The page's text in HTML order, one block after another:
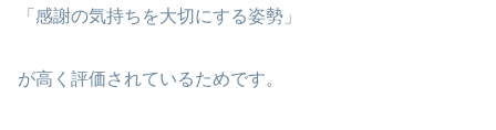
「感謝の気持ちを大切にする姿勢」
が高く評価されているためです。